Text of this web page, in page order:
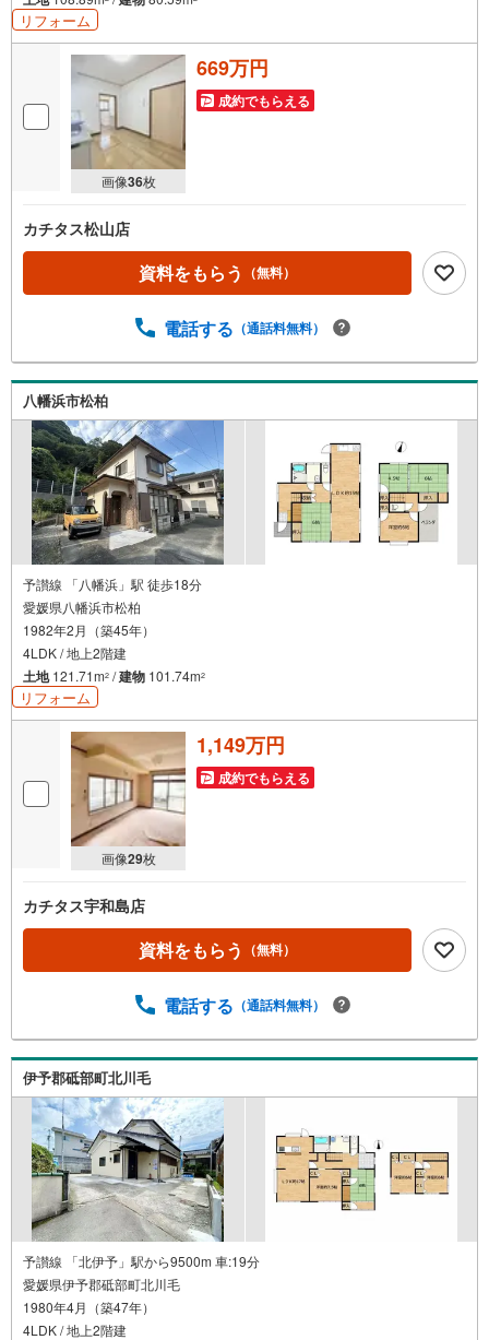
リフォーム
画像36枚
669万円
成約でもらえる
カチタス松山店
資料をもらう （無料）
電話する （通話料無料）
八幡浜市松柏
予讃線 「八幡浜」駅 徒歩18分
愛媛県八幡浜市松柏
1982年2月（築45年）
4LDK / 地上2階建
土地121.71m2 /建物 101.74m2
リフォーム
画像29枚
1,149万円
成約でもらえる
カチタス宇和島店
資料をもらう （無料）
電話する （通話料無料）
伊予郡砥部町北川毛
予讃線 「北伊予」駅から9500m 車:19分
愛媛県伊予郡砥部町北川毛
1980年4月（築47年）
4LDK / 地上2階建